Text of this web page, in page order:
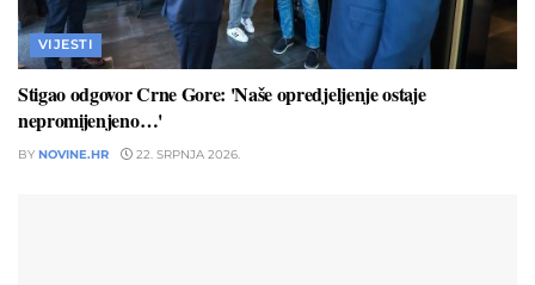
VIJESTI
Stigao odgovor Crne Gore: 'Naše opredjeljenje ostaje
nepromijenjeno…'
BY NOVINE.HR 22. SRPNJA 2026.